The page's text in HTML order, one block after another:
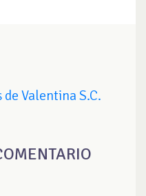
de Valentina S.C.